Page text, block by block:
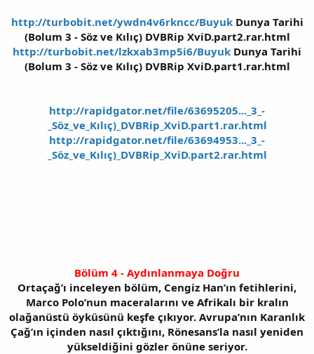
http://turbobit.net/ywdn4v6rkncc/BuyukDunya Tarihi
(Bolum 3 - Söz ve Kılıç) DVBRip XviD.part2.rar.html
http://turbobit.net/lzkxab3mp5i6/Buyuk Dunya Tarihi
(Bolum 3 - Söz ve Kılıç) DVBRip XviD.part1.rar.html
http://rapidgator.net/file/63695205..._3_-
_Söz_ve_Kılıç)_DVBRip_XviD.part1.rar.html
http://rapidgator.net/file/63694953..._3_-
_Söz_ve_Kılıç)_DVBRip_XviD.part2.rar.html
Bölüm 4 - Aydınlanmaya Doğru
Ortaçağ’ı inceleyen bölüm, Cengiz Han’ın fetihlerini,
Marco Polo’nun maceralarını ve Afrikalı bir kralın
olağanüstü öyküsünü keşfe çıkıyor. Avrupa’nın Karanlık
Çağ’ın içinden nasıl çıktığını, Rönesans’la nasıl yeniden
yükseldiğini gözler önüne seriyor.